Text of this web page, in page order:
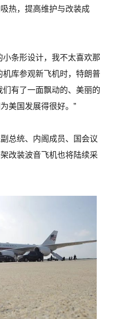
热，提高维护与改装成
小条形设计，我不太喜欢那
机库参观新飞机时，特朗普
们有了一面飘动的、美丽的
美国发展得很好。”
总统、内阁成员、国会议
改装波音飞机也将陆续采